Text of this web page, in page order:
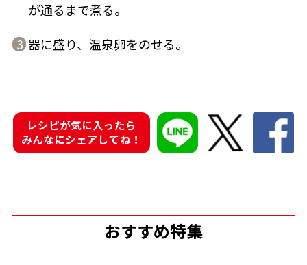
『踊り節』
が通るまで煮る。
3 器に盛り、温泉卵をのせる。
レシピが気に入ったら
みんなにシェアしてね！
おすすめ特集